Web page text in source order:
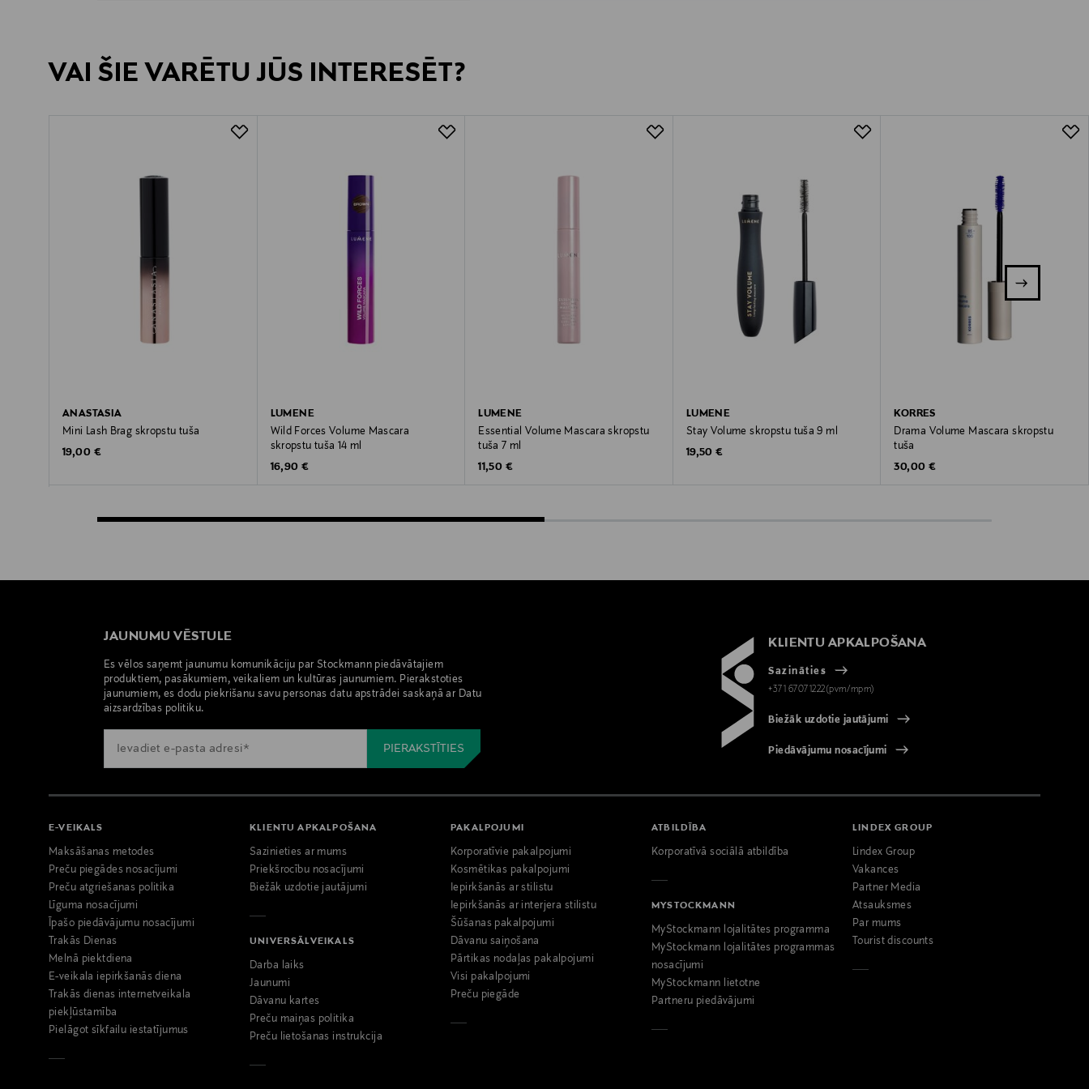
VAI ŠIE VARĒTU JŪS INTERESĒT?
ANASTASIA
Mini Lash Brag skropstu tuša
Original Price
19,00 €
LUMENE
Wild Forces Volume Mascara
skropstu tuša 14 ml
Original Price
16,90 €
LUMENE
Essential Volume Mascara skropstu
tuša 7 ml
Original Price
11,50 €
LUMENE
Stay Volume skropstu tuša 9 ml
Original Price
19,50 €
KORRES
Drama Volume Mascara skropstu
tuša
Original Price
30,00 €
JAUNUMU VĒSTULE
Es vēlos saņemt jaunumu komunikāciju par Stockmann piedāvātajiem
produktiem, pasākumiem, veikaliem un kultūras jaunumiem. Pierakstoties
jaunumiem, es dodu piekrišanu savu personas datu apstrādei saskaņā ar Datu
aizsardzības politiku.
KLIENTU APKALPOŠANA
Sazināties
+371 67071222(pvm/mpm)
Biežāk uzdotie jautājumi
Piedāvājumu nosacījumi
E-VEIKALS
Maksāšanas metodes
Preču piegādes nosacījumi
Preču atgriešanas politika
Līguma nosacījumi
Īpašo piedāvājumu nosacījumi
Trakās Dienas
Melnā piektdiena
E-veikala iepirkšanās diena
Trakās dienas internetveikala
piekļūstamība
Pielāgot sīkfailu iestatījumus
KLIENTU APKALPOŠANA
Sazinieties ar mums
Priekšrocību nosacījumi
Biežāk uzdotie jautājumi
UNIVERSĀLVEIKALS
Darba laiks
Jaunumi
Dāvanu kartes
Preču maiņas politika
Preču lietošanas instrukcija
PAKALPOJUMI
Korporatīvie pakalpojumi
Kosmētikas pakalpojumi
Iepirkšanās ar stilistu
Iepirkšanās ar interjera stilistu
Šūšanas pakalpojumi
Dāvanu saiņošana
Pārtikas nodaļas pakalpojumi
Visi pakalpojumi
Preču piegāde
ATBILDĪBA
Korporatīvā sociālā atbildība
MYSTOCKMANN
MyStockmann lojalitātes programma
MyStockmann lojalitātes programmas
nosacījumi
MyStockmann lietotne
Partneru piedāvājumi
LINDEX GROUP
Lindex Group
Vakances
Partner Media
Atsauksmes
Par mums
Tourist discounts